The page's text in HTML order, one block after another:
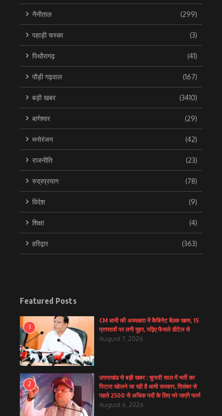
नैनीताल (299)
पहाड़ी चस्का (3)
पिथौरागढ़ (41)
पौड़ी गढ़वाल (167)
बड़ी खबर (3410)
बागेश्वर (29)
मनोरंजन (42)
राजनीति (23)
रुद्रप्रयाग (78)
विदेश (9)
शिक्षा (4)
हरिद्वार (363)
Featured Posts
1
CM धामी की अध्यक्षता में कैबिनेट बैठक खत्म, 15
प्रस्तावों पर लगी मुहर, पढ़िए फैसले डीटेल से
August 7, 2026
2
उत्तराखंड से बड़ी खबर : चुनावी साल में भर्ती का
पिटारा खोलने जा रही है धामी सरकार, दिसंबर से
पहले 2500 से अधिक पदों के लिए भरे जाएंगे फार्म
August 6, 2026